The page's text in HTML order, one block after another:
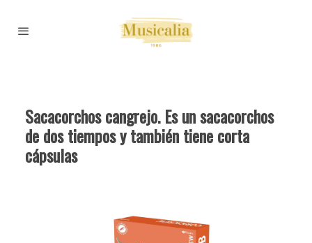
Sacacorchos cangrejo. Es un sacacorchos
de dos tiempos y también tiene corta
cápsulas